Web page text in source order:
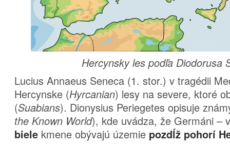
Hercynsky les podľa Diodorusa
Lucius Annaeus Seneca (1. stor.) v tragédii
Hercynske (Hyrcanian) lesy na severe, ktoré
(Suabians). Dionysius Periegetes opisuje
the Known World), kde uvádza, že Germáni –
biele kmene obývajú územie pozdĺž pohorí